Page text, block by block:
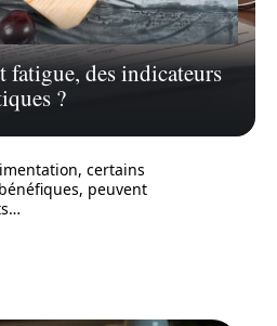
fatigue, des indicateurs
?
trop de
certains
peuvent
…